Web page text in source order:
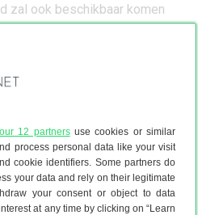
our 12 partnersuse cookies or similar
process personal data like your visit
cookie identifiers. Some partners do
your data and rely on their legitimate
your consent or object to data
at any time by clicking on “Learn
zal ook beschikbaar komen
andere telefoonapplicaties
automatisch een sms’je als
de tekst waarom ze dit
Sandwich zou beter moeten
de ingebouwde
en kan je nu gemakkelijker
achteraf verbeteren van